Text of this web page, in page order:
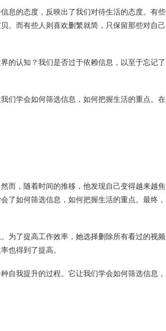
息的态度，反映出了我们对待生活的态度。有些
。而有些人则喜欢删繁就简，只保留那些对自己
的认知？我们是否过于依赖信息，以至于忘记了
们学会如何筛选信息，如何把握生活的重点。在
而，随着时间的推移，他发现自己变得越来越焦
了如何筛选信息，如何把握生活的重点。最终，
为了提高工作效率，她选择删除所有看过的视频
也得到了提高。
自我提升的过程。它让我们学会如何筛选信息，